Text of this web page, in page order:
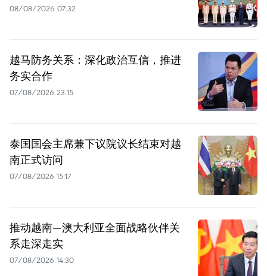
08/08/2026 07:32
越马防务关系：深化政治互信，推进
务实合作
07/08/2026 23:15
泰国国会主席兼下议院议长结束对越
南正式访问
07/08/2026 15:17
推动越南—澳大利亚全面战略伙伴关
系走深走实
07/08/2026 14:30